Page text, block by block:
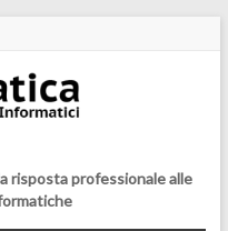
risposta professionale alle